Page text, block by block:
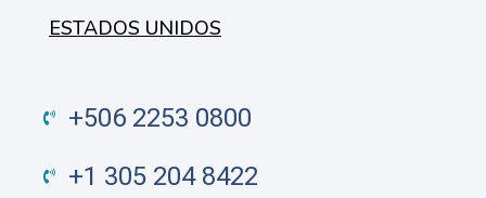
ESTADOS UNIDOS
+506 2253 0800
+1 305 204 8422